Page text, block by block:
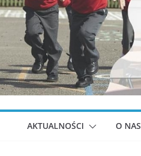
AKTUALNOŚCI O NAS